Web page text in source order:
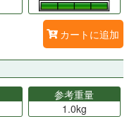
カートに追加
参考重量
1.0kg